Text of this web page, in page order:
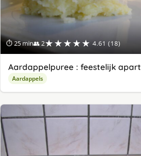
⏱ 25 min👥 2★★★★★ 4.61 (18)
Aardappelpuree : feestelijk apart
Aardappels